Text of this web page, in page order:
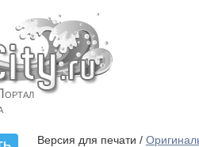
Версия для печати /